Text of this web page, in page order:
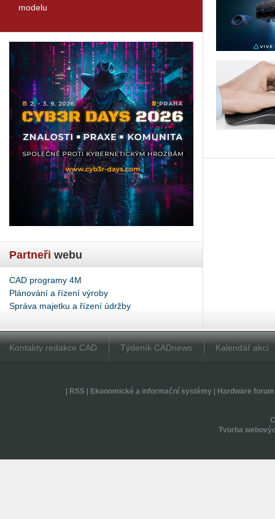
modelu
Partneři webu
CAD programy 4M
Plánování a řízení výroby
Správa majetku a řízení údržby
Kontakty redakce CAD Týdeník CADnews Kalendář akcí
RSS| Ekonomické a informační systémy| Hardware forum
Tvorba